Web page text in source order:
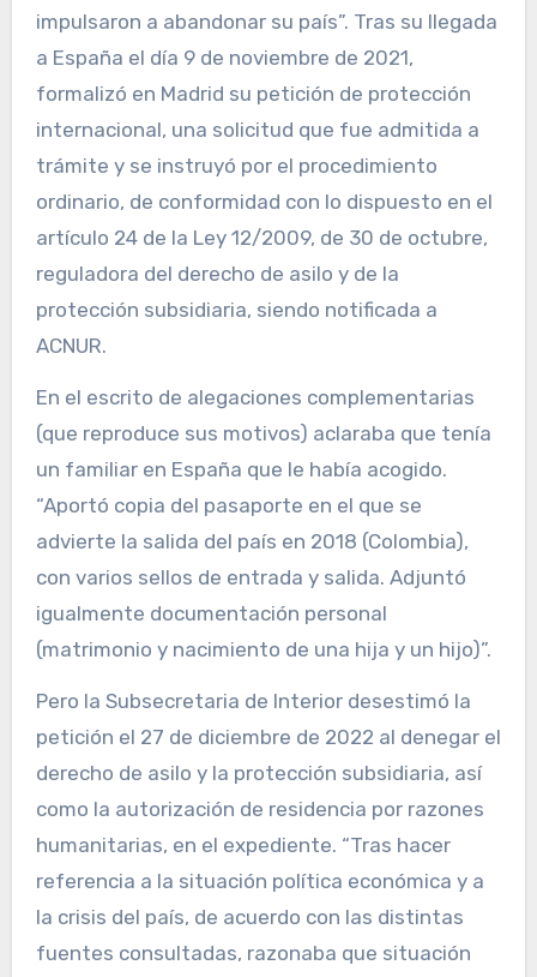
impulsaron a abandonar su país”. Tras su llegada
a España el día 9 de noviembre de 2021,
formalizó en Madrid su petición de protección
internacional, una solicitud que fue admitida a
trámite y se instruyó por el procedimiento
ordinario, de conformidad con lo dispuesto en el
artículo 24 de la Ley 12/2009, de 30 de octubre,
reguladora del derecho de asilo y de la
protección subsidiaria, siendo notificada a
ACNUR.
En el escrito de alegaciones complementarias
(que reproduce sus motivos) aclaraba que tenía
un familiar en España que le había acogido.
“Aportó copia del pasaporte en el que se
advierte la salida del país en 2018 (Colombia),
con varios sellos de entrada y salida. Adjuntó
igualmente documentación personal
(matrimonio y nacimiento de una hija y un hijo)”.
Pero la Subsecretaria de Interior desestimó la
petición el 27 de diciembre de 2022 al denegar el
derecho de asilo y la protección subsidiaria, así
como la autorización de residencia por razones
humanitarias, en el expediente. “Tras hacer
referencia a la situación política económica y a
la crisis del país, de acuerdo con las distintas
fuentes consultadas, razonaba que situación